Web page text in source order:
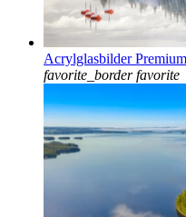
Acrylglasbilder
favorite_border favorite